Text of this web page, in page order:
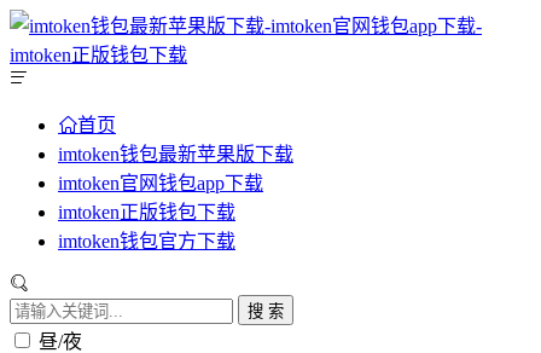
首页
imtoken钱包最新苹果版下载
imtoken官网钱包app下载
imtoken正版钱包下载
imtoken钱包官方下载
搜 索
昼/夜